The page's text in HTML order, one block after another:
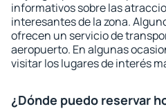
informativos sobre las
interesantes de la zona.
ofrecen un servicio de
aeropuerto. En algunas
visitar los lugares de interés
¿Dónde puedo reservar